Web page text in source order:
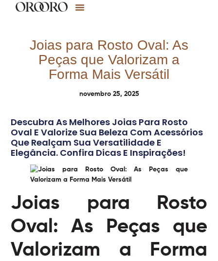
Joias para Rosto Oval: As
Peças que Valorizam a
Forma Mais Versátil
novembro 25, 2025
Descubra As Melhores Joias Para Rosto
Oval E Valorize Sua Beleza Com Acessórios
Que Realçam Sua Versatilidade E
Elegância. Confira Dicas E Inspirações!
Joias para Rosto
Oval: As Peças que
Valorizam a Forma